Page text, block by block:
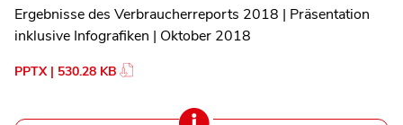
Ergebnisse des Verbraucherreports 2018 | Präsentation
inklusive Infografiken | Oktober 2018
PPTX | 530.28 KB